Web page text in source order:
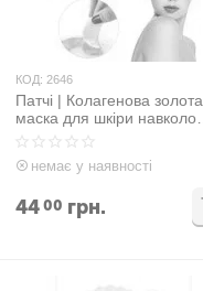
КОД: 2646
Патчі | Колагенова золота
маска для шкіри навколо
очей (упаковка 10 штук)
немає у наявності
4400 грн.